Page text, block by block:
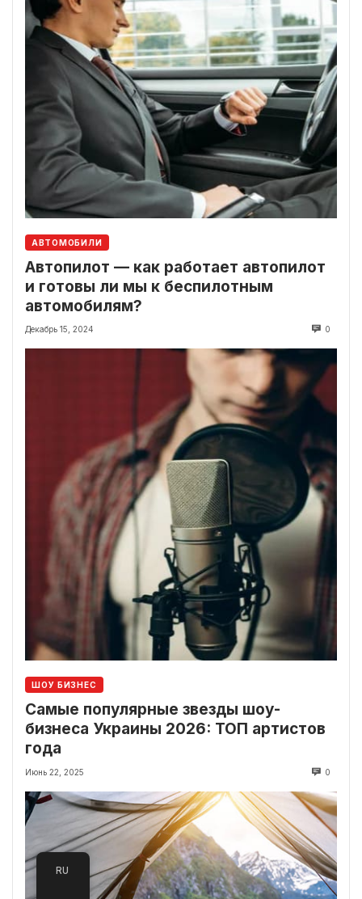
АВТОМОБИЛИ
Автопилот — как работает автопилот
и готовы ли мы к беспилотным
автомобилям?
Декабрь 15, 2024 0
ШОУ БИЗНЕС
Самые популярные звезды шоу-
бизнеса Украины 2026: ТОП артистов
года
Июнь 22, 2025 0
RU